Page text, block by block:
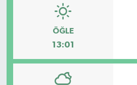
ÖĞLE
13:01